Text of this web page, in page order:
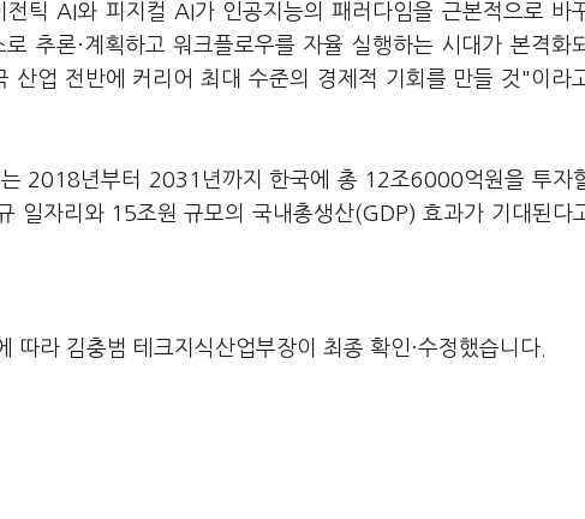
틱 AI와 피지컬 AI가 인공지능의 패러다임을 근본적으로 바
추론·계획하고 워크플로우를 자율 실행하는 시대가 본격화
산업 전반에 커리어 최대 수준의 경제적 기회를 만들 것"이라
2018년부터 2031년까지 한국에 총 12조6000억원을 투자
일자리와 15조원 규모의 국내총생산(GDP) 효과가 기대된다
따라 김충범 테크지식산업부장이 최종 확인·수정했습니다.